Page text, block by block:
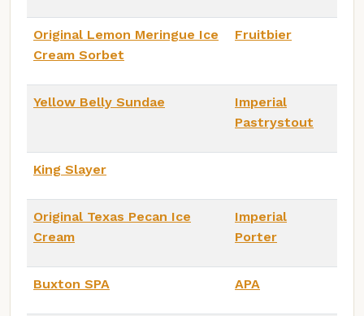
Original Lemon Meringue Ice
Cream Sorbet
Fruitbier
Yellow Belly Sundae
Imperial
Pastrystout
King Slayer
Original Texas Pecan Ice
Cream
Imperial
Porter
Buxton SPA APA